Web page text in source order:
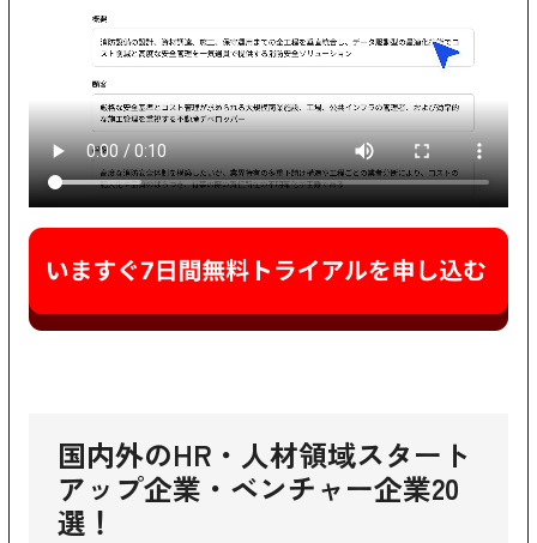
国内外のHR・人材領域スタート
アップ企業・ベンチャー企業20
選！